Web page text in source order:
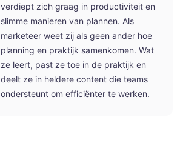
verdiept zich graag in productiviteit en
slimme manieren van plannen. Als
marketeer weet zij als geen ander hoe
planning en praktijk samenkomen. Wat
ze leert, past ze toe in de praktijk en
deelt ze in heldere content die teams
ondersteunt om efficiënter te werken.